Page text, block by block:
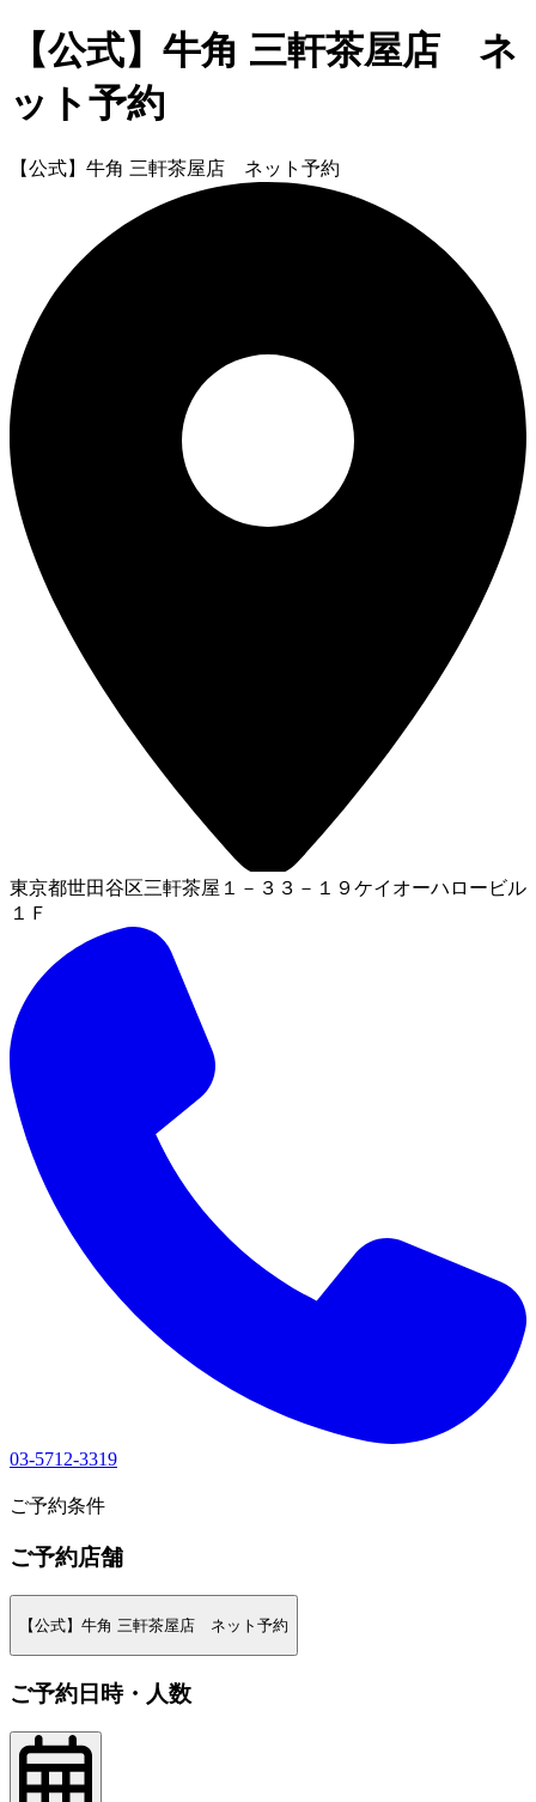
【公式】牛角 三軒茶屋店 ネ
ット予約
【公式】牛角 三軒茶屋店 ネット予約
東京都世田谷区三軒茶屋１－３３－１９ケイオーハロービル
１Ｆ
03-5712-3319
ご予約条件
ご予約店舗
【公式】牛角 三軒茶屋店 ネット予約
ご予約日時・人数